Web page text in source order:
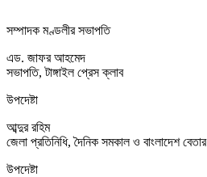
সম্পাদক মণ্ডলীর সভাপতি
এড. জাফর আহমেদ
সভাপতি, টাঙ্গাইল প্রেস ক্লাব
উপদেষ্টা
আব্দুর রহিম
জেলা প্রতিনিধি, দৈনিক সমকাল ও বাংলাদেশ বেতার
উপদেষ্টা